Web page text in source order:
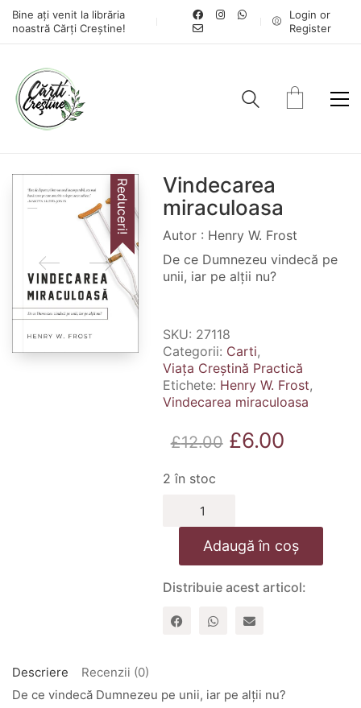
Bine ați venit la librăria
noastră Cărți Creștine!
Login or
Register
Reduceri!
Vindecarea
miraculoasa
Autor : Henry W. Frost
De ce Dumnezeu vindecă pe
unii, iar pe alții nu?
SKU: 27118
Categorii: Carti,
Viața Creștină Practică
Etichete: Henry W. Frost,
Vindecarea miraculoasa
£12.00 Prețul
£12.00.
£6.00Prețul
2 în stoc
Vindecarea
miraculoasa
Adaugă în coș
Distribuie acest articol:
Descriere
Recenzii (0)
De ce vindecă Dumnezeu pe unii, iar pe alții nu?